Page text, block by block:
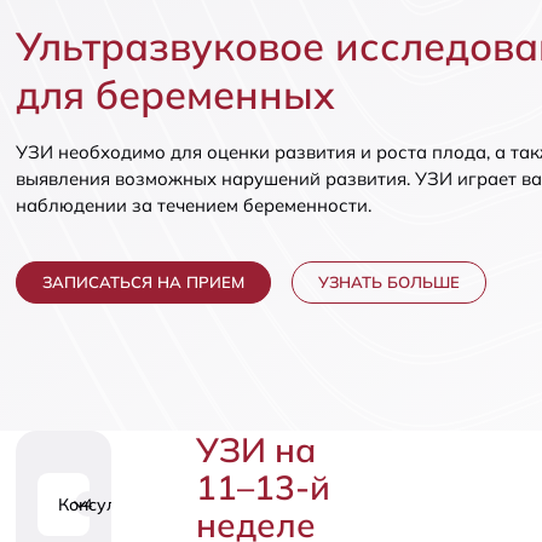
Маммология
Ультразвуковое
для беременных
УЗИ необходимо для оценки развития и роста плода, а
выявления возможных нарушений развития. УЗИ играет
наблюдении за течением беременности.
ЗАПИСАТЬСЯ НА ПРИЕМ УЗНАТЬ БОЛЬШЕ
УЗИ на
11–13-й
неделе
Консультации
4